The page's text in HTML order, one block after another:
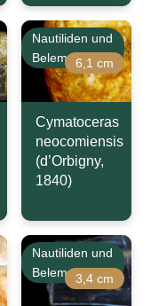
Nautiliden und
Belemniten6,1 cm
Cymatoceras
neocomiensis
(d’Orbigny,
1840)
Nautiliden und
Belemniten3,4 cm